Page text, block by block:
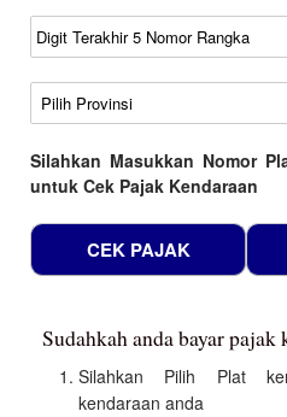
No Plat
No Seri
No Rangka
Wilayah
Silahkan Masukkan Nomor
untuk Cek Pajak Kendaraan
Sudahkah anda bayar
Silahkan Pilih Plat
kendaraan anda